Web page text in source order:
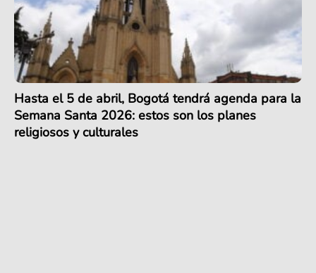
Hasta el 5 de abril, Bogotá tendrá agenda para la
Semana Santa 2026: estos son los planes
religiosos y culturales